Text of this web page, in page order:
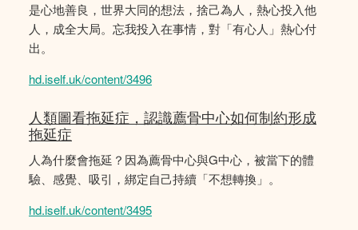
是心地善良，世界大同的想法，捨己為人，熱心投入他
人，成全大局。忘我投入在事情，對「有心人」熱心付
出。
hd.iself.uk/content/3496
人類圖看拖延症，認識薦骨中心如何制約形成
拖延症
人為什麼會拖延？因為薦骨中心與G中心，被當下的體
驗、感覺、吸引，綁定自己持續「不想轉換」。
hd.iself.uk/content/3495